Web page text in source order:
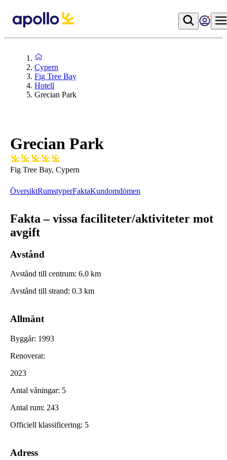
Cypern
Fig Tree Bay
Hotell
Grecian Park
Grecian Park
Fig Tree Bay, Cypern
ÖversiktRumstyperFaktaKundomdömen
Fakta – vissa faciliteter/aktiviteter mot
avgift
Avstånd
Avstånd till centrum: 6.0 km
Avstånd till strand: 0.3 km
Allmänt
Byggår: 1993
Renoverat:
2023
Antal våningar: 5
Antal rum: 243
Officiell klassificering: 5
Adress